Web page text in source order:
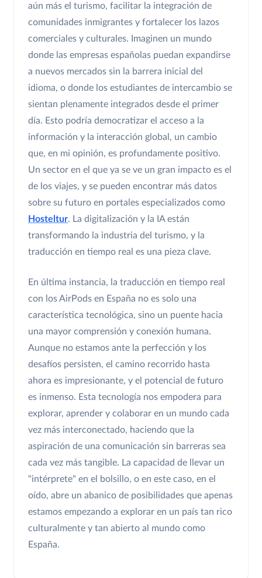
aún más el turismo, facilitar la integración de
comunidades inmigrantes y fortalecer los lazos
comerciales y culturales. Imaginen un mundo
donde las empresas españolas puedan expandirse
a nuevos mercados sin la barrera inicial del
idioma, o donde los estudiantes de intercambio se
sientan plenamente integrados desde el primer
día. Esto podría democratizar el acceso a la
información y la interacción global, un cambio
que, en mi opinión, es profundamente positivo.
Un sector en el que ya se ve un gran impacto es el
de los viajes, y se pueden encontrar más datos
sobre su futuro en portales especializados como
Hosteltur. La digitalización y la IA están
transformando la industria del turismo, y la
traducción en tiempo real es una pieza clave.
En última instancia, la traducción en tiempo real
con los AirPods en España no es solo una
característica tecnológica, sino un puente hacia
una mayor comprensión y conexión humana.
Aunque no estamos ante la perfección y los
desafíos persisten, el camino recorrido hasta
ahora es impresionante, y el potencial de futuro
es inmenso. Esta tecnología nos empodera para
explorar, aprender y colaborar en un mundo cada
vez más interconectado, haciendo que la
aspiración de una comunicación sin barreras sea
cada vez más tangible. La capacidad de llevar un
"intérprete" en el bolsillo, o en este caso, en el
oído, abre un abanico de posibilidades que apenas
estamos empezando a explorar en un país tan rico
culturalmente y tan abierto al mundo como
España.